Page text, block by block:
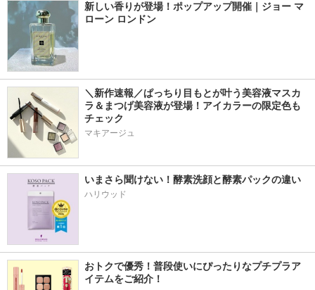
新しい香りが登場！ポップアップ開催｜ジョー マ
ローン ロンドン
＼新作速報／ぱっちり目もとが叶う美容液マスカ
ラ＆まつげ美容液が登場！アイカラーの限定色も
チェック
マキアージュ
いまさら聞けない！酵素洗顔と酵素パックの違い
ハリウッド
おトクで優秀！普段使いにぴったりなプチプラア
イテムをご紹介！